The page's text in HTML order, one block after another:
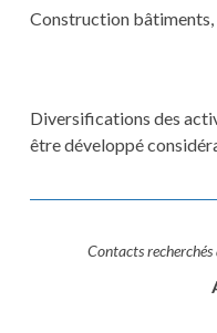
Construction bâtiments,
Diversifications des
être développé
Contacts recherchés